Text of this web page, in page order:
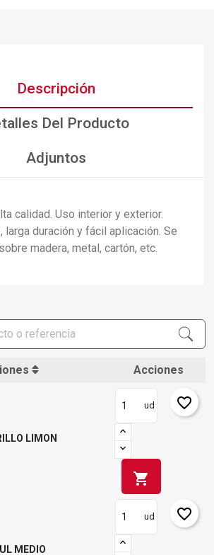
Descripción
Del Producto
Adjuntos
calidad. Uso interior y exterior.
larga duración y fácil aplicación. Se
madera, metal, cartón, etc.
Acciones
LIMON
ud
shopping_cart
favorite_border
MEDIO
ud favorite_border